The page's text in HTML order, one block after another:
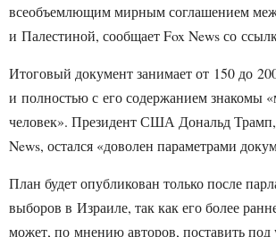
всеобъемлющим мирным соглашением
и Палестиной, сообщает Fox News со
Итоговый документ занимает от 150 до
и полностью с его содержанием знакомы
человек». Президент США Дональд
News, остался «доволен параметрами
План будет опубликован только после
выборов в Израиле, так как его более
может, по мнению авторов, поставить под